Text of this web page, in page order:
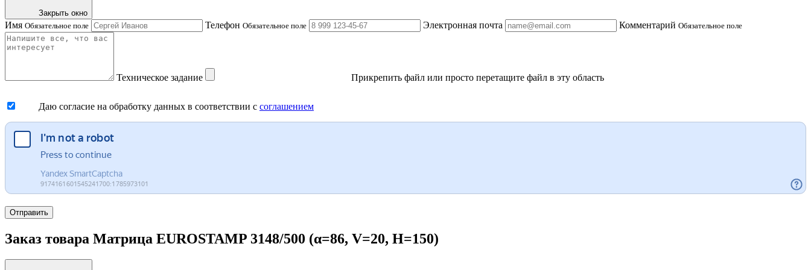
Закрыть окно
Имя Обязательное поле Телефон Обязательное поле Электронная почта Комментарий Обязательное поле
Техническое задание Прикрепить файл или просто перетащите файл в эту область
Даю согласие на обработку данных в соответствии с соглашением
Отправить
Заказ товара Матрица EUROSTAMP 3148/500 (α=86, V=20, H=150)